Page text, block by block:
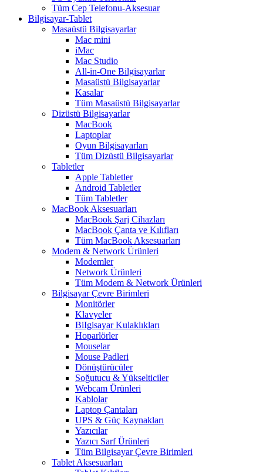
Tüm Cep Telefonu-Aksesuar
Bilgisayar-Tablet
Masaüstü Bilgisayarlar
Mac mini
iMac
Mac Studio
All-in-One Bilgisayarlar
Masaüstü Bilgisayarlar
Kasalar
Tüm Masaüstü Bilgisayarlar
Dizüstü Bilgisayarlar
MacBook
Laptoplar
Oyun Bilgisayarları
Tüm Dizüstü Bilgisayarlar
Tabletler
Apple Tabletler
Android Tabletler
Tüm Tabletler
MacBook Aksesuarları
MacBook Şarj Cihazları
MacBook Çanta ve Kılıfları
Tüm MacBook Aksesuarları
Modem & Network Ürünleri
Modemler
Network Ürünleri
Tüm Modem & Network Ürünleri
Bilgisayar Çevre Birimleri
Monitörler
Klavyeler
BiIgisayar Kulaklıkları
Hoparlörler
Mouselar
Mouse Padleri
Dönüştürücüler
Soğutucu & Yükselticiler
Webcam Ürünleri
Kablolar
Laptop Çantaları
UPS & Güç Kaynakları
Yazıcılar
Yazıcı Sarf Ürünleri
Tüm Bilgisayar Çevre Birimleri
Tablet Aksesuarları